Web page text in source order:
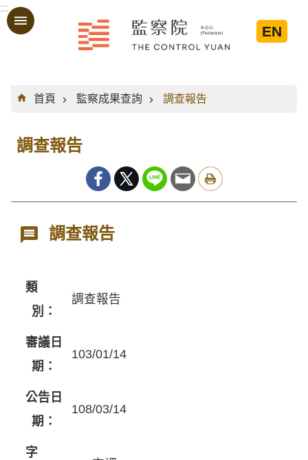
跳到主要內容區塊
:::
EN
:::
首頁
監察成果查詢 調查報告
調查報告
調查報告
類
別：
調查報告
審議日
期：
103/01/14
公告日
期：
108/03/14
字